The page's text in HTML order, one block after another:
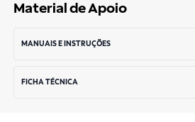
Material de Apoio
MANUAIS E INSTRUÇÕES
FICHA TÉCNICA